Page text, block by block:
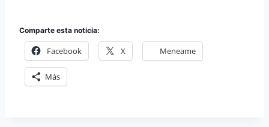
Comparte esta noticia:
Facebook X Meneame
Más